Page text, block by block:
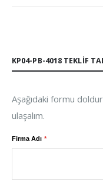
KP04-PB-4018 TEKLIF
Aşağıdaki formu
ulaşalım.
Firma Adı